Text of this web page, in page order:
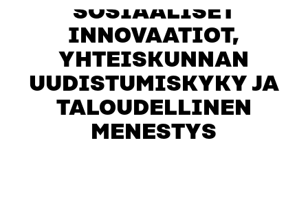
SOSIAALISET
INNOVAATIOT,
YHTEISKUNNAN
UUDISTUMISKYKY JA
TALOUDELLINEN
MENESTYS